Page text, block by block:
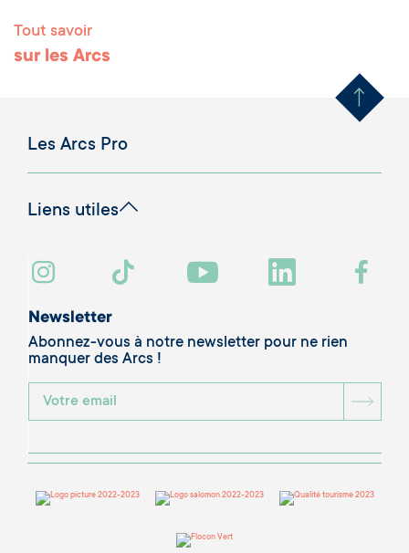
Tout savoir
sur les Arcs Remonter
Les Arcs Pro
Liens utiles
Newsletter
Abonnez-vous à notre newsletter pour ne rien
manquer des Arcs !